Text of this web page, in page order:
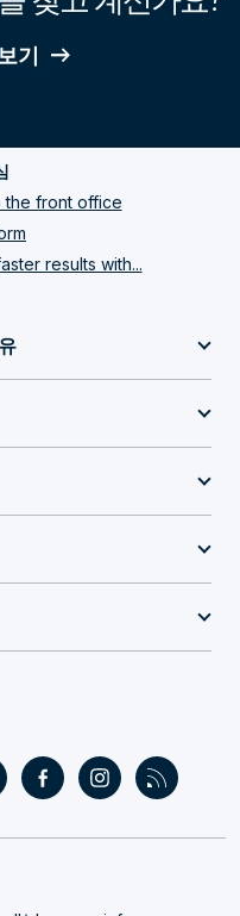
기
the front office
results with...